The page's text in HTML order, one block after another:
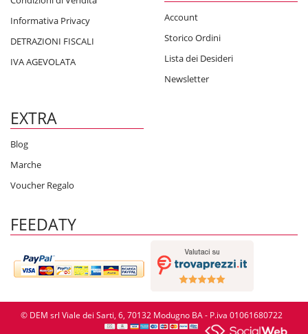
Informativa Privacy
DETRAZIONI FISCALI
IVA AGEVOLATA
Account
Storico Ordini
Lista dei Desideri
Newsletter
EXTRA
Blog
Marche
Voucher Regalo
FEEDATY
© DEM srl Viale dei Sarti, 6, 70132 Modugno BA - P.iva 01061680722